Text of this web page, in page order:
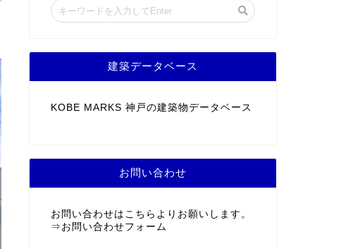
建築データベース
KOBE MARKS 神戸の建築物データベース
お問い合わせ
お問い合わせはこちらよりお願いします。
⇒ お問い合わせフォーム